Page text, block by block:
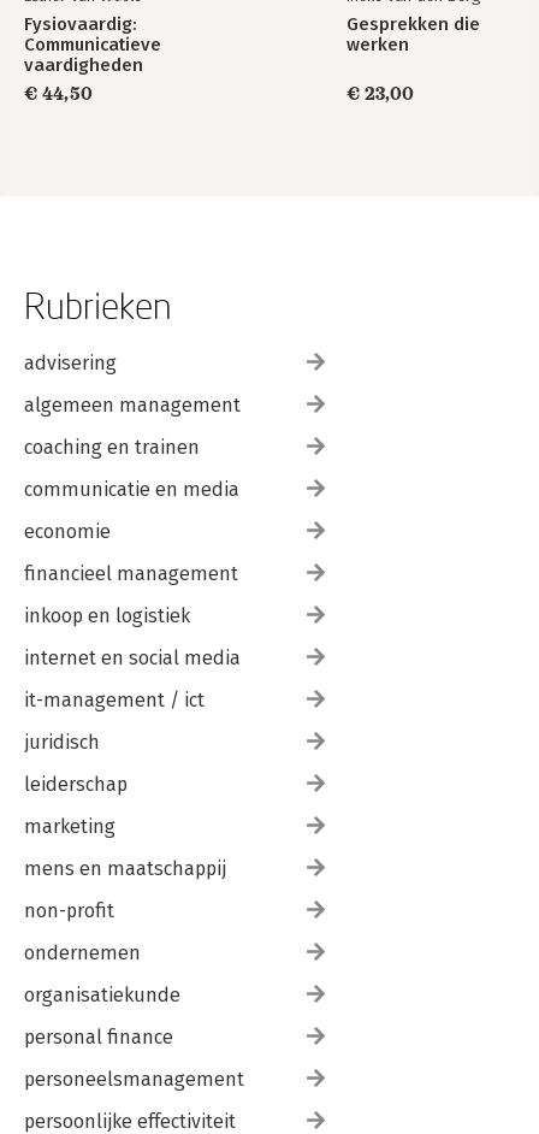
Fysiovaardig:
Communicatieve
vaardigheden
€ 44,50
Gesprekken die
werken
€ 23,00
Rubrieken
advisering
algemeen management
coaching en trainen
communicatie en media
economie
financieel management
inkoop en logistiek
internet en social media
it-management / ict
juridisch
leiderschap
marketing
mens en maatschappij
non-profit
ondernemen
organisatiekunde
personal finance
personeelsmanagement
persoonlijke effectiviteit